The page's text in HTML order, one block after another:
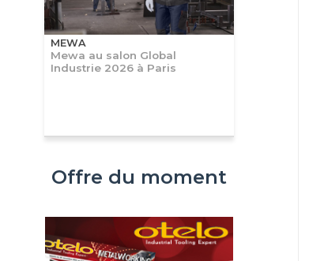
MEWA
Mewa au salon Global
Industrie 2026 à Paris
Offre du moment